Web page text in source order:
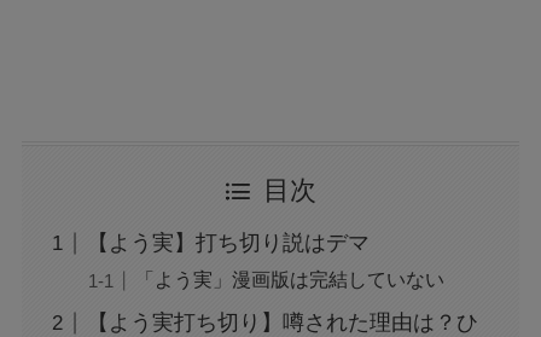
目次
【よう実】打ち切り説はデマ
「よう実」漫画版は完結していない
【よう実打ち切り】噂された理由は？ひ